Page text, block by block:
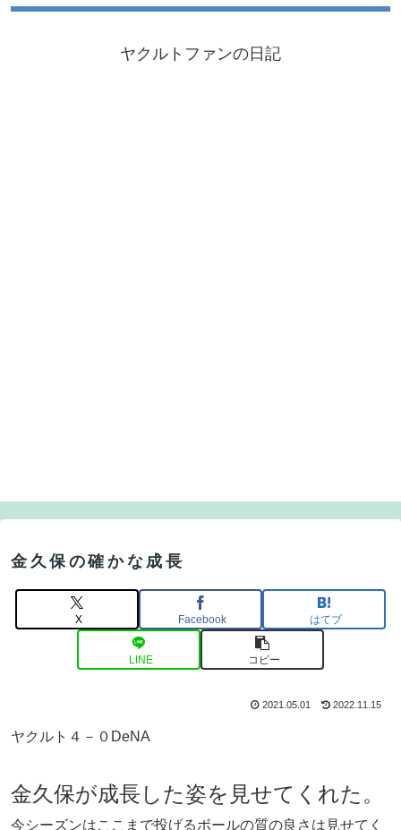
ヤクルトファンの日記
金久保の確かな成長
X Facebook はてブ
LINE コピー
2021.05.01 2022.11.15
ヤクルト４－０DeNA
金久保が成長した姿を見せてくれた。
今シーズンはここまで投げるボールの質の良さは見せてく